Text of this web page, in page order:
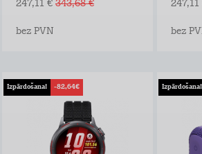
247,11 € 343,68 €
bez PVN
247,11
bez
Izpārdošana! -82,64€ Izpārdošana!